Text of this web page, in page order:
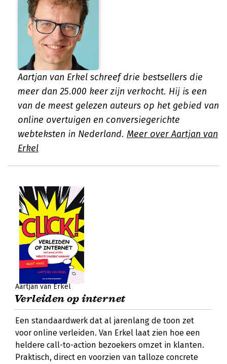
Aartjan van Erkel schreef drie bestsellers die
meer dan 25.000 keer zijn verkocht. Hij is een
van de meest gelezen auteurs op het gebied van
online overtuigen en conversiegerichte
webteksten in Nederland. Meer over Aartjan van
Erkel
Aartjan van Erkel
Verleiden op internet
Een standaardwerk dat al jarenlang de toon zet
voor online verleiden. Van Erkel laat zien hoe een
heldere call-to-action bezoekers omzet in klanten.
Praktisch, direct en voorzien van talloze concrete